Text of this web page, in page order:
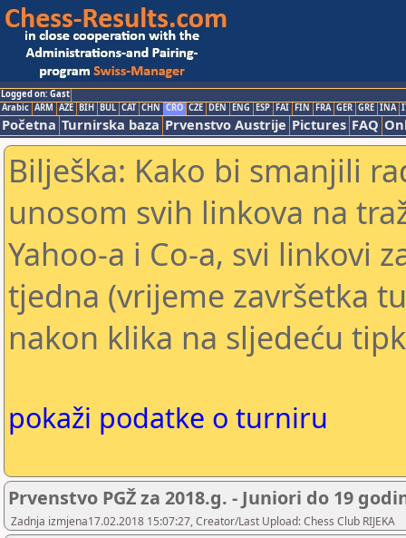
Logged on: Gast
Arabic ARM AZE BIH BUL CAT CHN CRO CZE DEN ENG ESP FAI FIN FRA GER GRE INA
Početna Turnirska baza Prvenstvo Austrije Pictures FAQ
Bilješka: Kako bi smanjili
unosom svih linkova na
Yahoo-a i Co-a, svi linkovi
tjedna (vrijeme završetka
nakon klika na sljedeću
pokaži podatke o turniru
Prvenstvo PGŽ za 2018.g. - Juniori do 19
Zadnja izmjena17.02.2018 15:07:27, Creator/Last Upload: Chess Club RIJEKA